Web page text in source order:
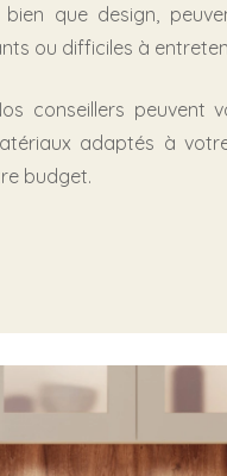
bien que design,
ou difficiles à
conseillers peuvent
adaptés à
budget.